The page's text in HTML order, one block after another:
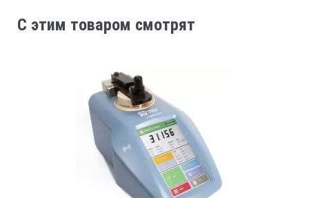
Габаритные размеры футляра
C этим товаром смотрят